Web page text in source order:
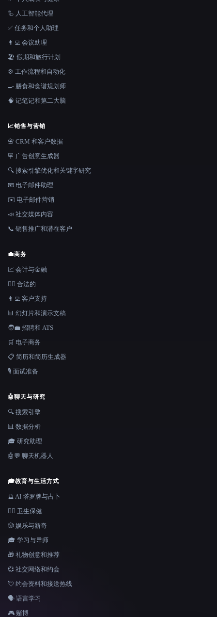
🦾 人工智能代理
✅ 任务和个人助理
👨‍💻 会议助理
🏖 假期和旅行计划
⚙️ 工作流程和自动化
🍳 膳食和食谱规划师
🧠 记笔记和第二大脑
📈销售与营销
📇 CRM 和客户数据
🪧 广告创意生成器
🔍 搜索引擎优化和关键字研究
📧 电子邮件助理
✉️ 电子邮件营销
📣 社交媒体内容
📞 销售推广和潜在客户
💼商务
📈 会计与金融
👩‍⚖️ 合法的
👨‍💻 客户支持
📊 幻灯片和演示文稿
🧑‍💼 招聘和 ATS
🛒 电子商务
📋 简历和简历生成器
🎙️ 面试准备
🤖聊天与研究
🔍 搜索引擎
📊 数据分析
🎓 研究助理
🤖💬 聊天机器人
🎓教育与生活方式
🔮 AI 塔罗牌与占卜
👩‍⚕️ 卫生保健
🎲 娱乐与新奇
🎓 学习与导师
🎁 礼物创意和推荐
💞 社交网络和约会
💘 约会资料和接送热线
🗣️ 语言学习
🎮 赌博